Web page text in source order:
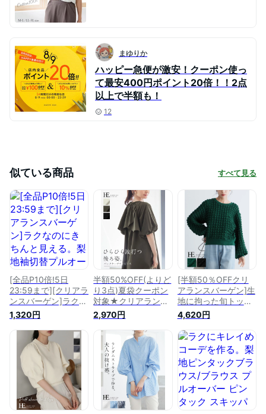
まゆりか
ハッピー急便が激安！クーポン使っ
て最安400円ポイント20倍！！2点
以上で半額も！
12
似ている商品 すべて見る
[全品P10倍!5日
23:59まで][クリアラ
ンスバーゲン]ラクな
のにきちんと見え
る。梨地袖切替プル
オーバー/プルオーバ
ー ボリューム袖 ト
ップス レディース
ストレッチ 体型カバ
ー 梨地 通勤 大きい
サイズ[メール便可
（1点まで）][M便
1/1][返品交換不可]
1,320円
半額50%OFF(よりど
り3点)夏袋クーポン
対象★クリアランス
バーゲン★美しい後
ろ姿。バックケープ
ワンピース/ワンピー
ス ワンピ ボリュー
ム袖 レイヤード レ
ディース ケープ ロ
ング丈 ゆったり 大
きいサイズ[メール便
不可][返品交換不可]
2,970円
[半額50％OFFクリ
アランスバーゲン]生
地に拘った旬トップ
ス。ぽこぽこワッフ
ルトップス/トップス
プルオーバー ショー
ト丈 ボリューム袖
レディース ラウンド
ネック ゆったり 大
きいサイズ 体型カバ
ー[メール便不可][送
料無料!][返品交換不
可]
4,620円